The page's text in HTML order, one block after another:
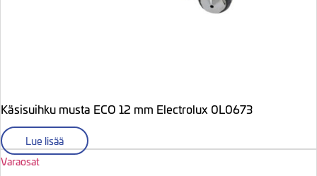
Käsisuihku musta ECO 12 mm Electrolux 0L0673
Lue lisää
Varaosat